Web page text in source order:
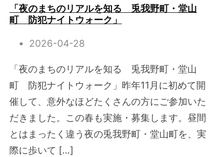
「夜のまちのリアルを知る 兎我野町・堂山
町 防犯ナイトウォーク」
2026-04-28
「夜のまちのリアルを知る 兎我野町・堂山
町 防犯ナイトウォーク」昨年11月に初めて開
催して、意外なほどたくさんの方にご参加いた
だきました。この春も実施・募集します。昼間
とはまったく違う夜の兎我野町・堂山町を、実
際に歩いて […]